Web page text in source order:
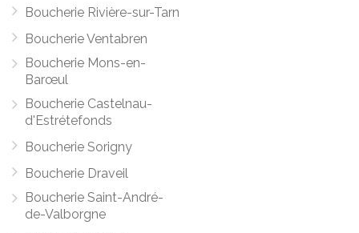
Boucherie Rivière-sur-Tarn
Boucherie Ventabren
Boucherie Mons-en-
Barœul
Boucherie Castelnau-
d'Estrétefonds
Boucherie Sorigny
Boucherie Draveil
Boucherie Saint-André-
de-Valborgne